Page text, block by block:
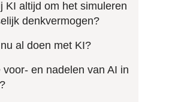
KI altijd om het simuleren
denkvermogen?
al doen met KI?
en nadelen van AI in